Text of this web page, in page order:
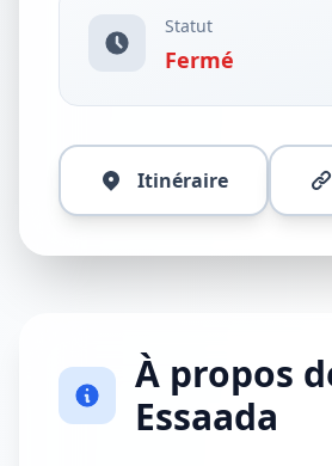
Statut
Fermé
Itinéraire
À propos
Essaada